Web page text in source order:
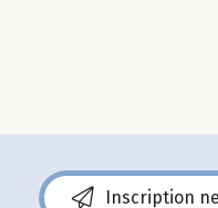
Inscription